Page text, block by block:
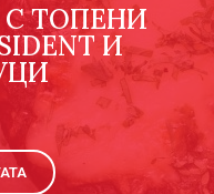
ТОПЕНИ
И